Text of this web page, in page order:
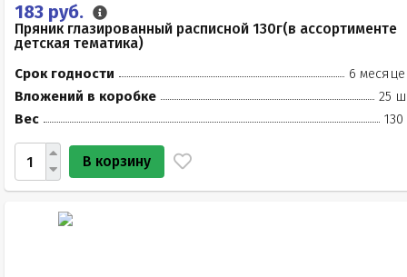
183 руб.
Пряник глазированный расписной 130г(в ассортименте
детская тематика)
Срок годности
6
Вложений в коробке
25
Вес
130
В корзину